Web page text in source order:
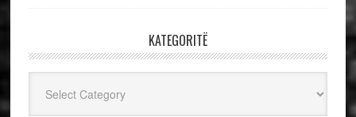
KATEGORITË